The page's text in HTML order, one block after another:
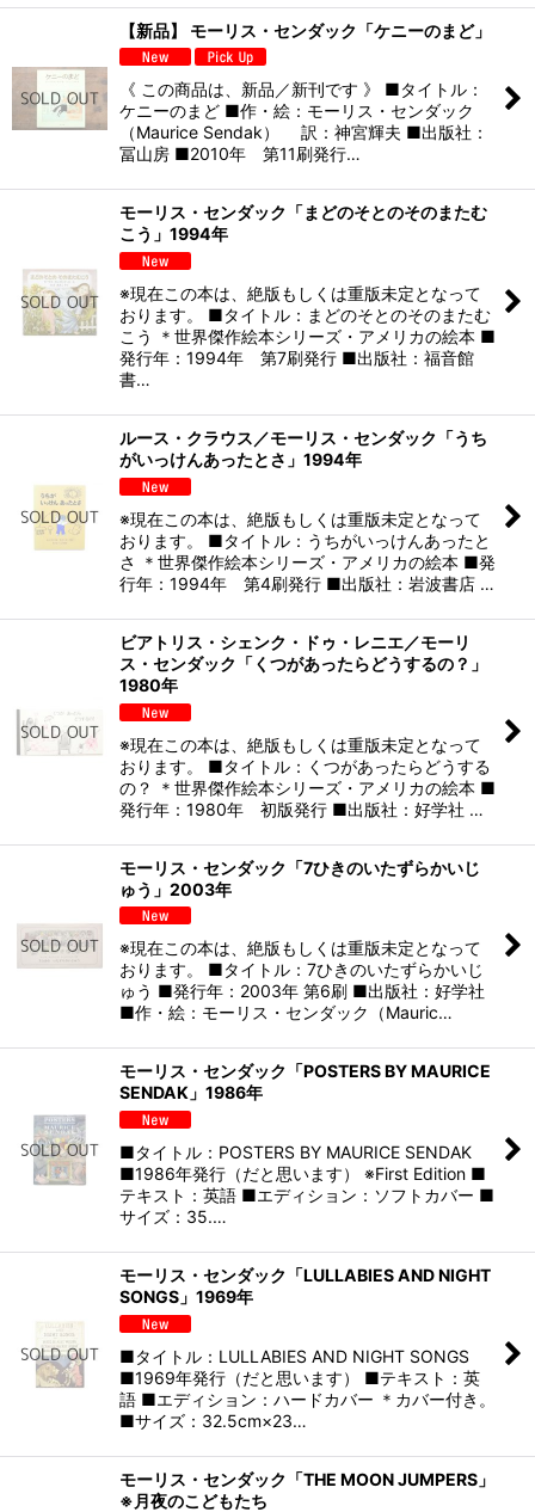
【新品】 モーリス・センダック「ケニーのまど」
《 この商品は、新品／新刊です 》 ■タイトル：
ケニーのまど ■作・絵：モーリス・センダック
（Maurice Sendak） 訳：神宮輝夫 ■出版社：
冨山房 ■2010年 第11刷発行…
モーリス・センダック「まどのそとのそのまたむ
こう」1994年
※現在この本は、絶版もしくは重版未定となって
おります。 ■タイトル：まどのそとのそのまたむ
こう ＊世界傑作絵本シリーズ・アメリカの絵本 ■
発行年：1994年 第7刷発行 ■出版社：福音館
書…
ルース・クラウス／モーリス・センダック「うち
がいっけんあったとさ」1994年
※現在この本は、絶版もしくは重版未定となって
おります。 ■タイトル：うちがいっけんあったと
さ ＊世界傑作絵本シリーズ・アメリカの絵本 ■発
行年：1994年 第4刷発行 ■出版社：岩波書店 …
ビアトリス・シェンク・ドゥ・レニエ／モーリ
ス・センダック「くつがあったらどうするの？」
1980年
※現在この本は、絶版もしくは重版未定となって
おります。 ■タイトル：くつがあったらどうする
の？ ＊世界傑作絵本シリーズ・アメリカの絵本 ■
発行年：1980年 初版発行 ■出版社：好学社 …
モーリス・センダック「7ひきのいたずらかいじ
ゅう」2003年
※現在この本は、絶版もしくは重版未定となって
おります。 ■タイトル：7ひきのいたずらかいじ
ゅう ■発行年：2003年 第6刷 ■出版社：好学社
■作・絵：モーリス・センダック（Mauric…
モーリス・センダック「POSTERS BY MAURICE
SENDAK」1986年
■タイトル：POSTERS BY MAURICE SENDAK
■1986年発行（だと思います） ※First Edition ■
テキスト：英語 ■エディション：ソフトカバー ■
サイズ：35.…
モーリス・センダック「LULLABIES AND NIGHT
SONGS」1969年
■タイトル：LULLABIES AND NIGHT SONGS
■1969年発行（だと思います） ■テキスト：英
語 ■エディション：ハードカバー ＊カバー付き。
■サイズ：32.5cm×23…
モーリス・センダック「THE MOON JUMPERS」
※月夜のこどもたち